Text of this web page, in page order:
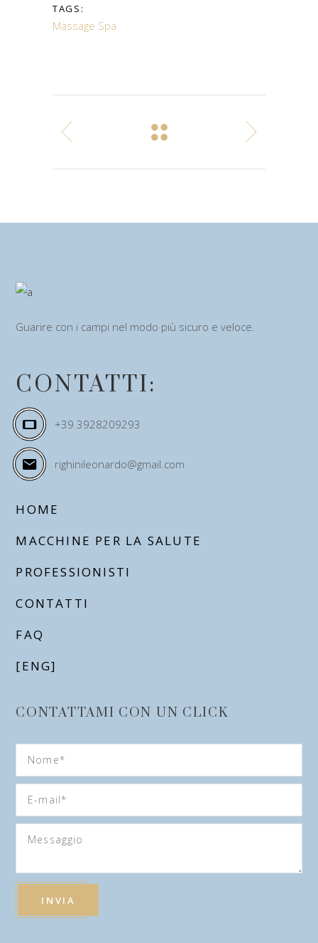
TAGS:
Massage Spa
Guarire con i campi nel modo più sicuro e veloce.
CONTATTI:
+39 3928209293
righinileonardo@gmail.com
HOME
MACCHINE PER LA SALUTE
PROFESSIONISTI
CONTATTI
FAQ
[ENG]
CONTATTAMI CON UN CLICK